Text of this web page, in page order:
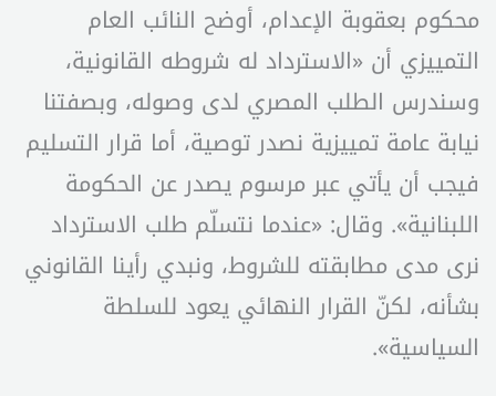
محكوم بعقوبة الإعدام، أوضح النائب العام
التمييزي أن «الاسترداد له شروطه القانونية،
وسندرس الطلب المصري لدى وصوله، وبصفتنا
نيابة عامة تمييزية نصدر توصية، أما قرار التسليم
فيجب أن يأتي عبر مرسوم يصدر عن الحكومة
اللبنانية». وقال: «عندما نتسلّم طلب الاسترداد
نرى مدى مطابقته للشروط، ونبدي رأينا القانوني
بشأنه، لكنّ القرار النهائي يعود للسلطة
السياسية».